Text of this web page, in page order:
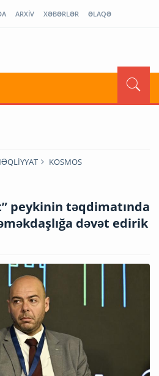
ARXİV XƏBƏRLƏR ƏLAQƏ
KOSMOS
peykinin təqdimatında
dəvət edirik